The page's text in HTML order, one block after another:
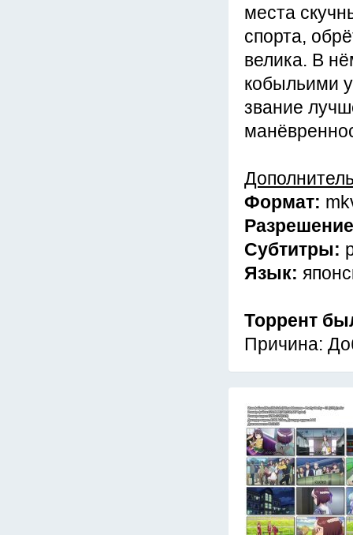
места
спорта,
велика. В
кобыльими
звание
Формат:
Субтитры:
Язык:
Торрент
Причина: